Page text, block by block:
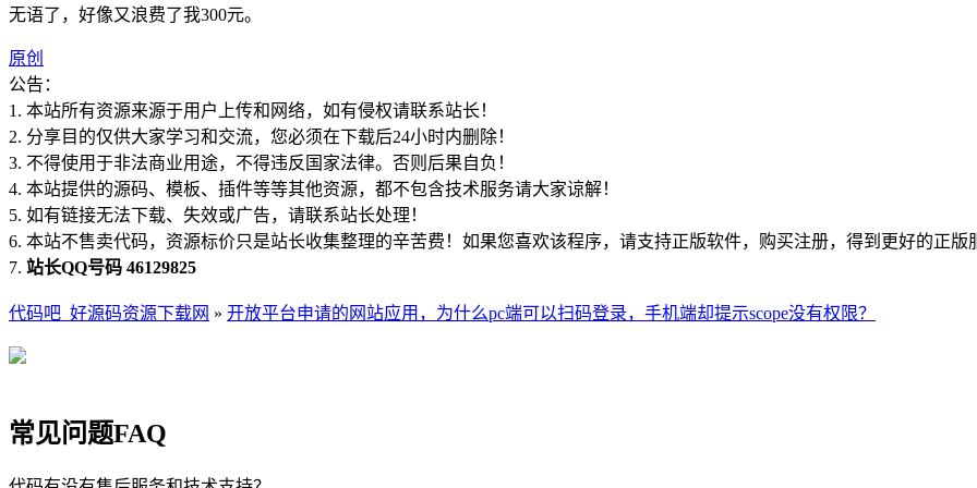
无语了，好像又浪费了我300元。
原创
公告：
1. 本站所有资源来源于用户上传和网络，如有侵权请联系站长！
2. 分享目的仅供大家学习和交流，您必须在下载后24小时内删除！
3. 不得使用于非法商业用途，不得违反国家法律。否则后果自负！
4. 本站提供的源码、模板、插件等等其他资源，都不包含技术服务请大家谅解！
5. 如有链接无法下载、失效或广告，请联系站长处理！
6. 本站不售卖代码，资源标价只是站长收集整理的辛苦费！如果您喜欢该程序，请支持正版软件，购买注册，得到更好的正版
7. 站长QQ号码 46129825
代码吧_好源码资源下载网 » 开放平台申请的网站应用，为什么pc端可以扫码登录，手机端却提示scope没有权限？
常见问题FAQ